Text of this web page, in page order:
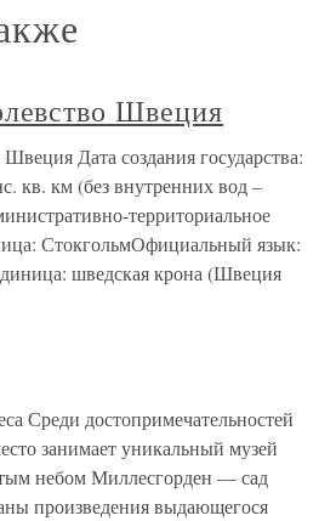
Швеция
Дата создания государства:
кв. км (без внутренних вод –
территориальное
СтокгольмОфициальный язык:
шведская крона (Швеция
достопримечательностей
занимает уникальный музей
небом Миллесгорден — сад
произведения выдающегося